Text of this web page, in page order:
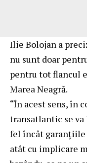
Ilie Bolojan a
nu sunt doar
pentru tot flancul
Marea Neagră.
“În acest sens, în
transatlantic se va
fel încât garanțiile
atât cu implicare